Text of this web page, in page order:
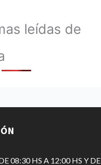
leídas de
08:30 HS A 12:00 HS Y DE